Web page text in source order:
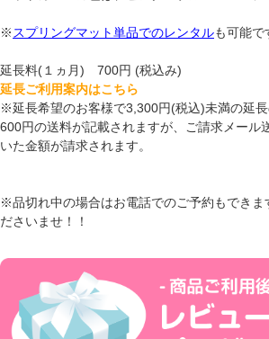
※ スプリングマット単品でのレンタルも可能で
延長料(１ヵ月) 700円 (税込み)
延長ご利用案内はこちら
※延長希望のお客様で3,300円(税込)未満の延
600円の送料が記載されますが、ご請求メール
いた金額が請求されます。
※品切れ中の場合はお電話でのご予約もできま
ださいませ！！